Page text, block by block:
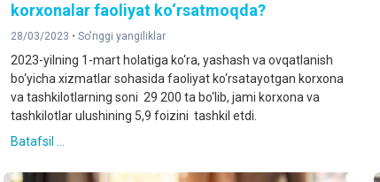
korxonalar faoliyat ko‘rsatmoqda?
28/03/2023 • So'nggi yangiliklar
2023-yilning 1-mart holatiga ko‘ra, yashash va ovqatlanish
bo‘yicha xizmatlar sohasida faoliyat ko‘rsatayotgan korxona
va tashkilotlarning soni 29 200 ta bo‘lib, jami korxona va
tashkilotlar ulushining 5,9 foizini tashkil etdi.
Batafsil ...